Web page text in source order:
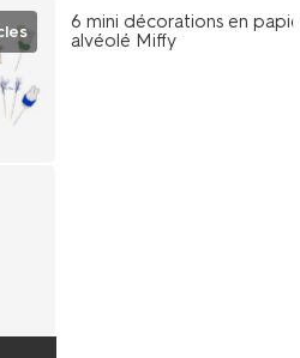
6 mini décorations en
alvéolé Miffy